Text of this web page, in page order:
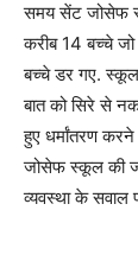
समय सेंट जोसेफ
करीब 14 बच्चे
बच्चे डर गए. स्कूल
बात को सिरे से
हुए धर्मांतरण
जोसेफ स्कूल की
व्यवस्था के सवाल